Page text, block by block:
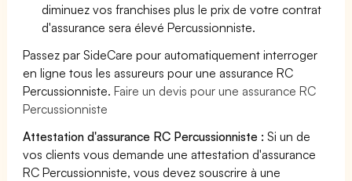
diminuez vos franchises plus le prix de votre contrat
d'assurance sera élevé Percussionniste.
Passez par SideCare pour automatiquement interroger
en ligne tous les assureurs pour une assurance RC
Percussionniste.Faire un devis pour une assurance RC
Percussionniste
Attestation d'assurance RC Percussionniste : Si un de
vos clients vous demande une attestation d'assurance
RC Percussionniste, vous devez souscrire à une